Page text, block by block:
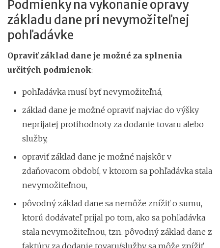
Podmienky na vykonanie opravy
základu dane pri nevymožiteľnej
pohľadávke
Opraviť základ dane je možné za splnenia
určitých podmienok:
pohľadávka musí byť nevymožiteľná,
základ dane je možné opraviť najviac do výšky
neprijatej protihodnoty za dodanie tovaru alebo
služby,
opraviť základ dane je možné najskôr v
zdaňovacom období, v ktorom sa pohľadávka stala
nevymožiteľnou,
pôvodný základ dane sa nemôže znížiť o sumu,
ktorú dodávateľ prijal po tom, ako sa pohľadávka
stala nevymožiteľnou, tzn. pôvodný základ dane z
faktúry za dodanie tovaru/služby sa môže znížiť